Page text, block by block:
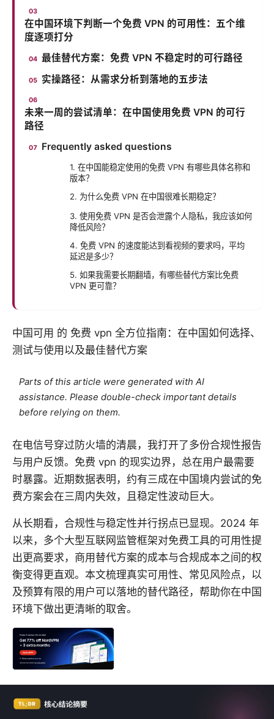
在中国环境下判断一个免费 VPN 的可用性：五个维
度逐项打分
最佳替代方案：免费 VPN 不稳定时的可行路径
实操路径：从需求分析到落地的五步法
未来一周的尝试清单：在中国使用免费 VPN 的可行
路径
Frequently asked questions
1. 在中国能稳定使用的免费 VPN 有哪些具体名称和
版本？
2. 为什么免费 VPN 在中国很难长期稳定？
3. 使用免费 VPN 是否会泄露个人隐私，我应该如何
降低风险？
4. 免费 VPN 的速度能达到看视频的要求吗，平均
延迟是多少？
5. 如果我需要长期翻墙，有哪些替代方案比免费
VPN 更可靠？
中国可用 的 免费 vpn 全方位指南：在中国如何选择、
测试与使用以及最佳替代方案
Parts of this article were generated with AI
assistance. Please double-check important details
before relying on them.
在电信号穿过防火墙的清晨，我打开了多份合规性报告
与用户反馈。免费 vpn 的现实边界，总在用户最需要
时暴露。近期数据表明，约有三成在中国境内尝试的免
费方案会在三周内失效，且稳定性波动巨大。
从长期看，合规性与稳定性并行拐点已显现。2024 年
以来，多个大型互联网监管框架对免费工具的可用性提
出更高要求，商用替代方案的成本与合规成本之间的权
衡变得更直观。本文梳理真实可用性、常见风险点，以
及预算有限的用户可以落地的替代路径，帮助你在中国
环境下做出更清晰的取舍。